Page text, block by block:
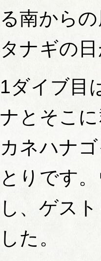
る南から
タナギの
1ダイブ目
ナとそこ
カネハナ
とりです
し、ゲス
した。